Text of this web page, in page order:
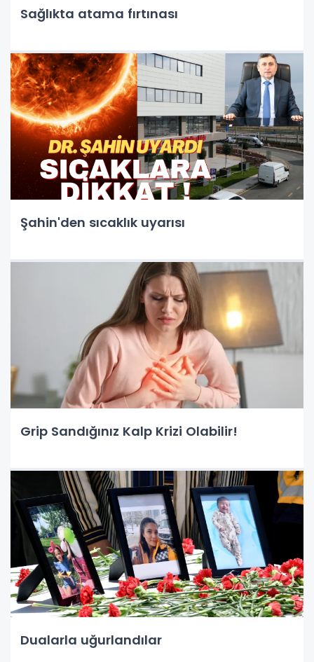
Sağlıkta atama fırtınası
Şahin'den sıcaklık uyarısı
Grip Sandığınız Kalp Krizi Olabilir!
Dualarla uğurlandılar